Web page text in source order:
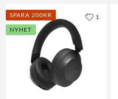
SPARA 200KR
NYHET
1